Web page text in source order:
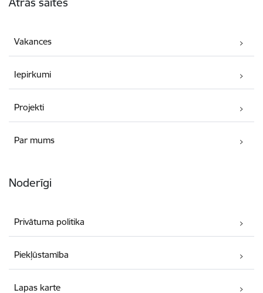
Vakances
Iepirkumi
Projekti
Par mums
Noderīgi
Privātuma politika
Piekļūstamība
Lapas karte